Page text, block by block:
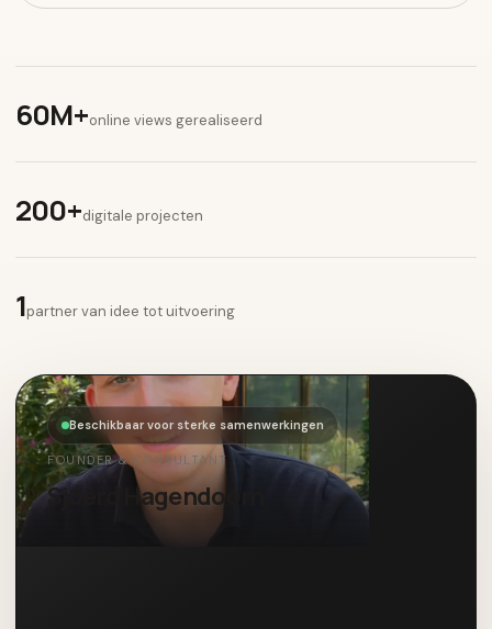
60M+online views gerealiseerd
200+digitale projecten
1partner van idee tot uitvoering
Beschikbaar voor sterke samenwerkingen
FOUNDER & CONSULTANT
Sjoerd Hagendoorn